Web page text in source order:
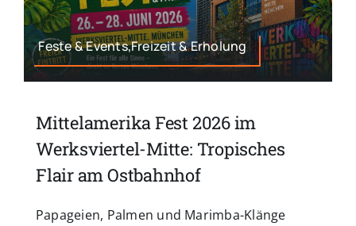
Feste & Events,Freizeit & Erholung
Mittelamerika Fest 2026 im
Werksviertel-Mitte: Tropisches
Flair am Ostbahnhof
Papageien, Palmen und Marimba-Klänge